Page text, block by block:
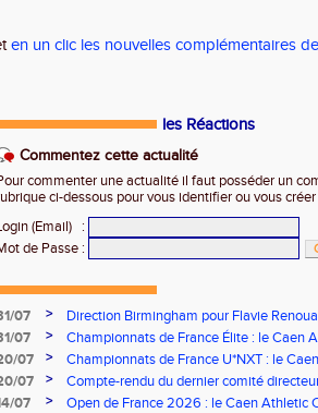
en un clic les nouvelles complémentaires
les Réactions
Commentez cette actualité
commenter une actualité il faut posséder un
ci-dessous pour vous identifier ou vous
(Email)
:
de Passe :
07 >
Direction Birmingham pour Flavie
07
>
Championnats de France Élite : le Caen
vous à Albi !
07 >
Championnats de France U*NXT : le
Stade Charléty !
07 >
Compte-rendu du dernier comité
07
>
Open de France 2026 : le Caen Athletic